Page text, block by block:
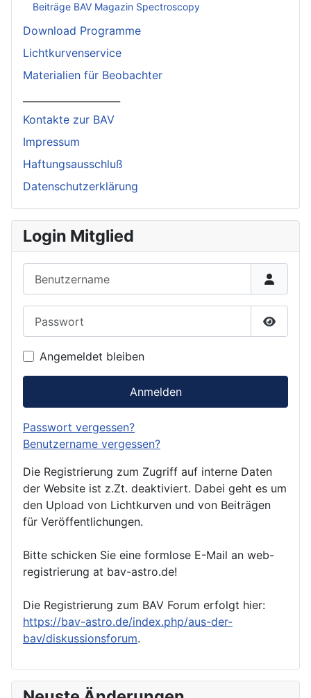
Beiträge BAV Magazin Spectroscopy
Download Programme
Lichtkurvenservice
Materialien für Beobachter
Kontakte zur BAV
Impressum
Haftungsausschluß
Datenschutzerklärung
Login Mitglied
Angemeldet bleiben
Anmelden
Passwort vergessen?
Benutzername vergessen?
Die Registrierung zum Zugriff auf interne Daten
der Website ist z.Zt. deaktiviert. Dabei geht es um
den Upload von Lichtkurven und von Beiträgen
für Veröffentlichungen.
Bitte schicken Sie eine formlose E-Mail an web-
registrierung at bav-astro.de!
Die Registrierung zum BAV Forum erfolgt hier:
https://bav-astro.de/index.php/aus-der-
bav/diskussionsforum.